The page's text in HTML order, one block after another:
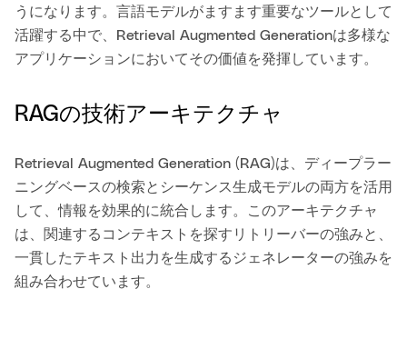
うになります。言語モデルがますます重要なツールとして
活躍する中で、Retrieval Augmented Generationは多様な
アプリケーションにおいてその価値を発揮しています。
RAGの技術アーキテクチャ
Retrieval Augmented Generation (RAG)は、ディープラー
ニングベースの検索とシーケンス生成モデルの両方を活用
して、情報を効果的に統合します。このアーキテクチャ
は、関連するコンテキストを探すリトリーバーの強みと、
一貫したテキスト出力を生成するジェネレーターの強みを
組み合わせています。